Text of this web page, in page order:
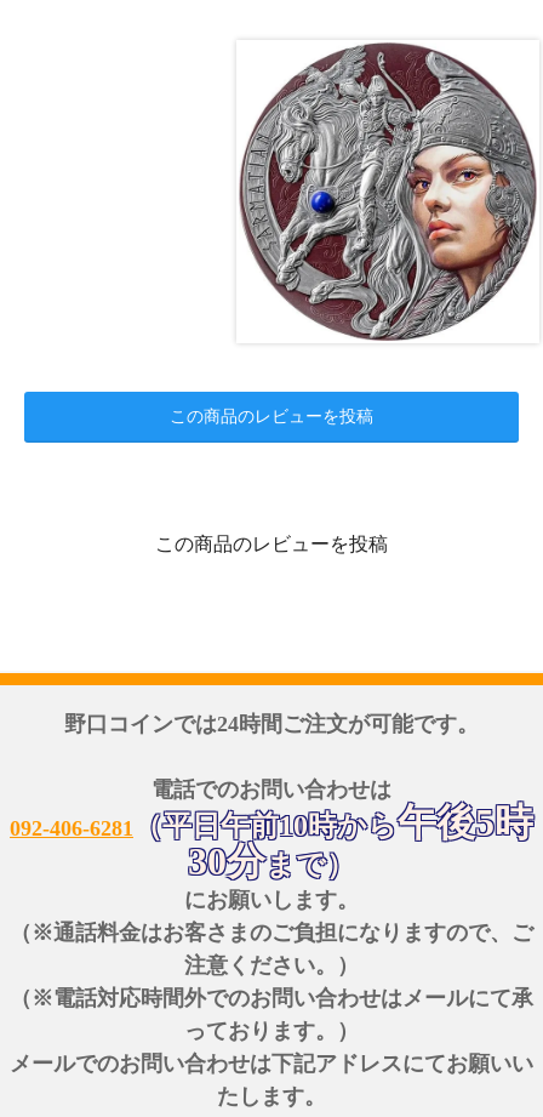
この商品のレビューを投稿
この商品のレビューを投稿
野口コインでは24時間ご注文が可能です。
電話でのお問い合わせは
092-406-6281
（平日午前10時から午後5時
30分まで）
にお願いします。
（※通話料金はお客さまのご負担になりますので、ご
注意ください。）
（※電話対応時間外でのお問い合わせはメールにて承
っております。）
メールでのお問い合わせは下記アドレスにてお願いい
たします。